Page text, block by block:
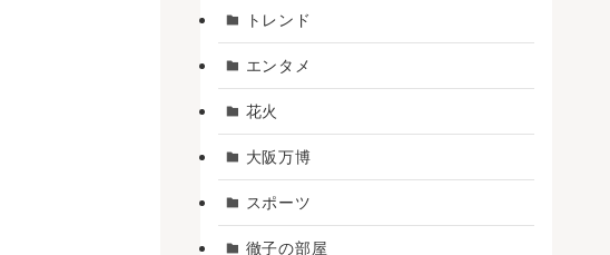
トレンド
エンタメ
花火
大阪万博
スポーツ
徹子の部屋